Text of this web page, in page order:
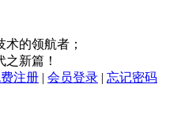
的领航者；
新篇！
注册 | 会员登录 | 忘记密码